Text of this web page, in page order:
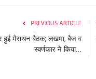
PREVIOUS ARTICLE
हुई मैराथन बैठक; लखमा, बैज व
स्वर्णकार ने किया...